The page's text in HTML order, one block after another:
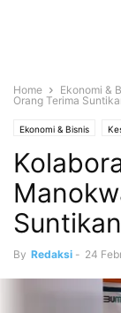
Home Ekonomi &
Orang Terima
Ekonomi & Bisnis
By Redaksi - 24